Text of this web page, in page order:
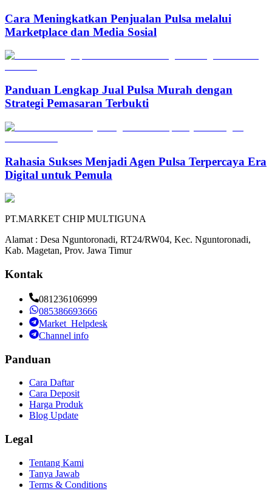
Cara Meningkatkan Penjualan Pulsa melalui
Marketplace dan Media Sosial
Panduan Lengkap Jual Pulsa Murah dengan
Strategi Pemasaran Terbukti
Rahasia Sukses Menjadi Agen Pulsa Terpercaya Era
Digital untuk Pemula
PT.MARKET CHIP MULTIGUNA
Alamat : Desa Nguntoronadi, RT24/RW04, Kec. Nguntoronadi,
Kab. Magetan, Prov. Jawa Timur
Kontak
081236106999
085386693666
Market_Helpdesk
Channel info
Panduan
Cara Daftar
Cara Deposit
Harga Produk
Blog Update
Legal
Tentang Kami
Tanya Jawab
Terms & Conditions